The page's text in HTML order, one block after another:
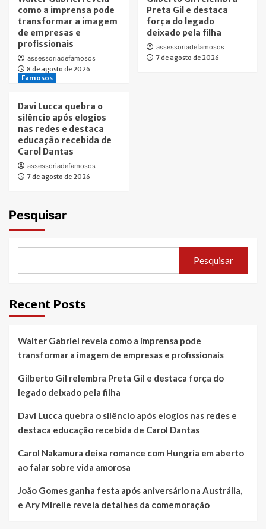
como a imprensa pode
transformar a imagem
de empresas e
profissionais
assessoriadefamosos
8 de agosto de 2026
Preta Gil e destaca
força do legado
deixado pela filha
assessoriadefamosos
7 de agosto de 2026
Famosos
Davi Lucca quebra o
silêncio após elogios
nas redes e destaca
educação recebida de
Carol Dantas
assessoriadefamosos
7 de agosto de 2026
Pesquisar
Pesquisar
Recent Posts
Walter Gabriel revela como a imprensa pode
transformar a imagem de empresas e profissionais
Gilberto Gil relembra Preta Gil e destaca força do
legado deixado pela filha
Davi Lucca quebra o silêncio após elogios nas redes e
destaca educação recebida de Carol Dantas
Carol Nakamura deixa romance com Hungria em aberto
ao falar sobre vida amorosa
João Gomes ganha festa após aniversário na Austrália,
e Ary Mirelle revela detalhes da comemoração